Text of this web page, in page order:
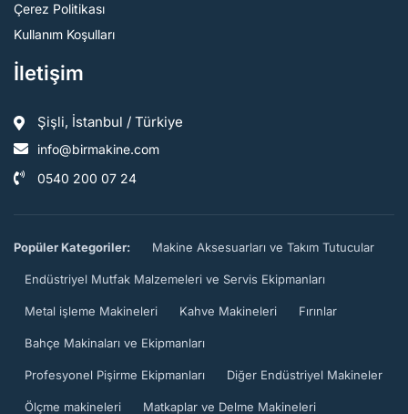
Çerez Politikası
Kullanım Koşulları
İletişim
Şişli, İstanbul / Türkiye
info@birmakine.com
0540 200 07 24
Popüler Kategoriler: Makine Aksesuarları ve Takım Tutucular
Endüstriyel Mutfak Malzemeleri ve Servis Ekipmanları
Metal işleme Makineleri Kahve Makineleri Fırınlar
Bahçe Makinaları ve Ekipmanları
Profesyonel Pişirme Ekipmanları Diğer Endüstriyel Makineler
Ölçme makineleri Matkaplar ve Delme Makineleri